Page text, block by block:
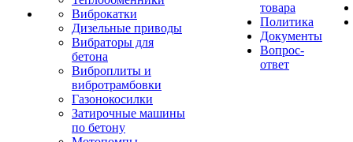
Виброкатки
Дизельные приводы
Вибраторы для
бетона
Виброплиты и
вибротрамбовки
Газонокосилки
Затирочные машины
по бетону
товара
Политика
Документы
Вопрос-
ответ